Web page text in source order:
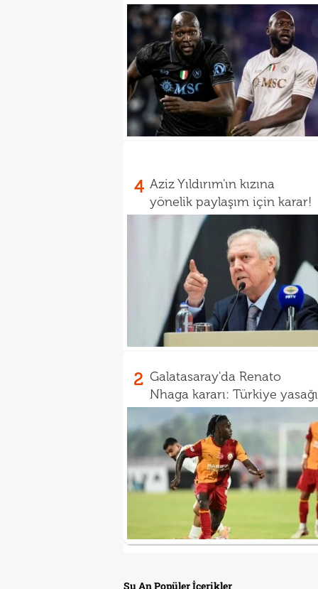
4 Aziz Yıldırım'ın kızına
yönelik paylaşım için karar!
2 Galatasaray'da Renato
Nhaga kararı: Türkiye yasağı
Şu An Popüler İçerikler